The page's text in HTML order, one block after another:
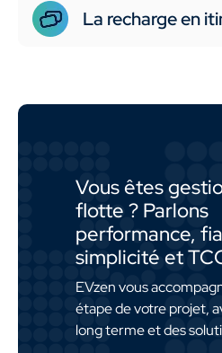
La recharge en
Vous êtes
flotte ? Parlons
performance,
simplicité et
EVzen vous
étape de votre projet,
long terme et des